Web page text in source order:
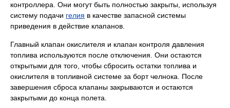
контроллера. Они могут быть полностью закрыты, используя
систему подачи гелия в качестве запасной системы
приведения в действие клапанов.
Главный клапан окислителя и клапан контроля давления
топлива используются после отключения. Они остаются
открытыми для того, чтобы сбросить остатки топлива и
окислителя в топливной системе за борт челнока. После
завершения сброса клапаны закрываются и остаются
закрытыми до конца полета.